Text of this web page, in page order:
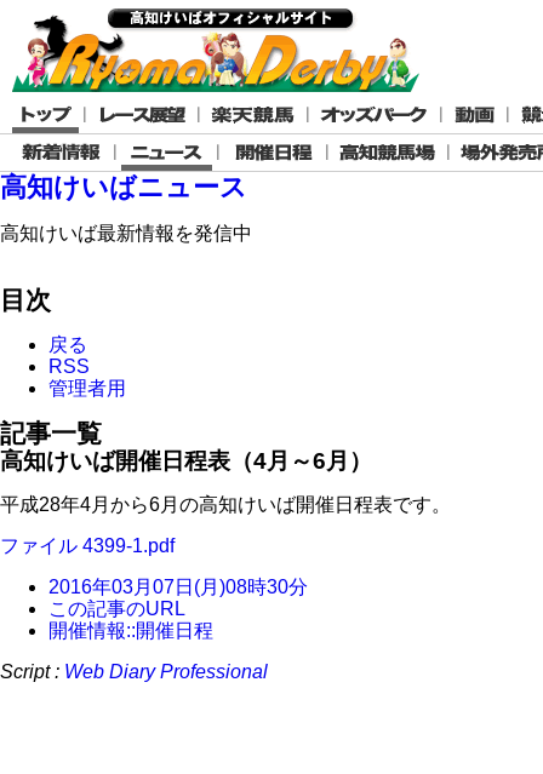
高知けいばニュース
高知けいば最新情報を発信中
目次
戻る
RSS
管理者用
記事一覧
高知けいば開催日程表（4月～6月）
平成28年4月から6月の高知けいば開催日程表です。
ファイル 4399-1.pdf
2016年03月07日(月)08時30分
この記事のURL
開催情報::開催日程
Script : Web Diary Professional